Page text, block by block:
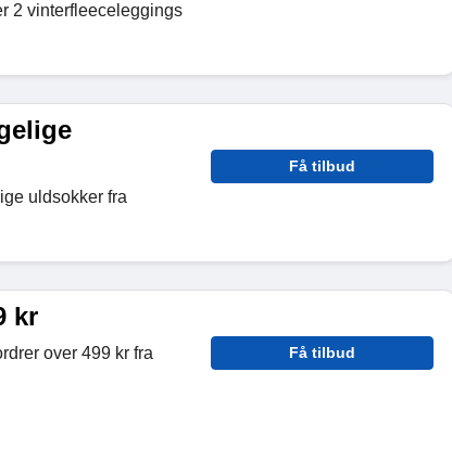
2 vinterfleeceleggings
uldsokker fra
Få tilbud
kr
over 499 kr fra
Få tilbud